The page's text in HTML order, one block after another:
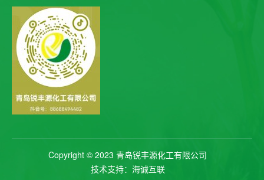
Copyright © 2023 青岛锐丰源化工有限公司
技术支持：海诚互联